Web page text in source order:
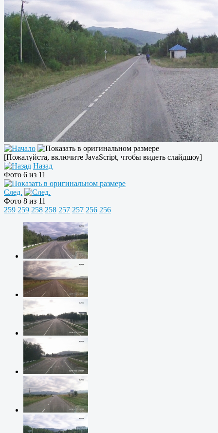
[Пожалуйста, включите JavaScript, чтобы видеть слайдшоу]
Назад
Фото 6 из 11
След.
Фото 8 из 11
259 259 258 258 257 257 256 256